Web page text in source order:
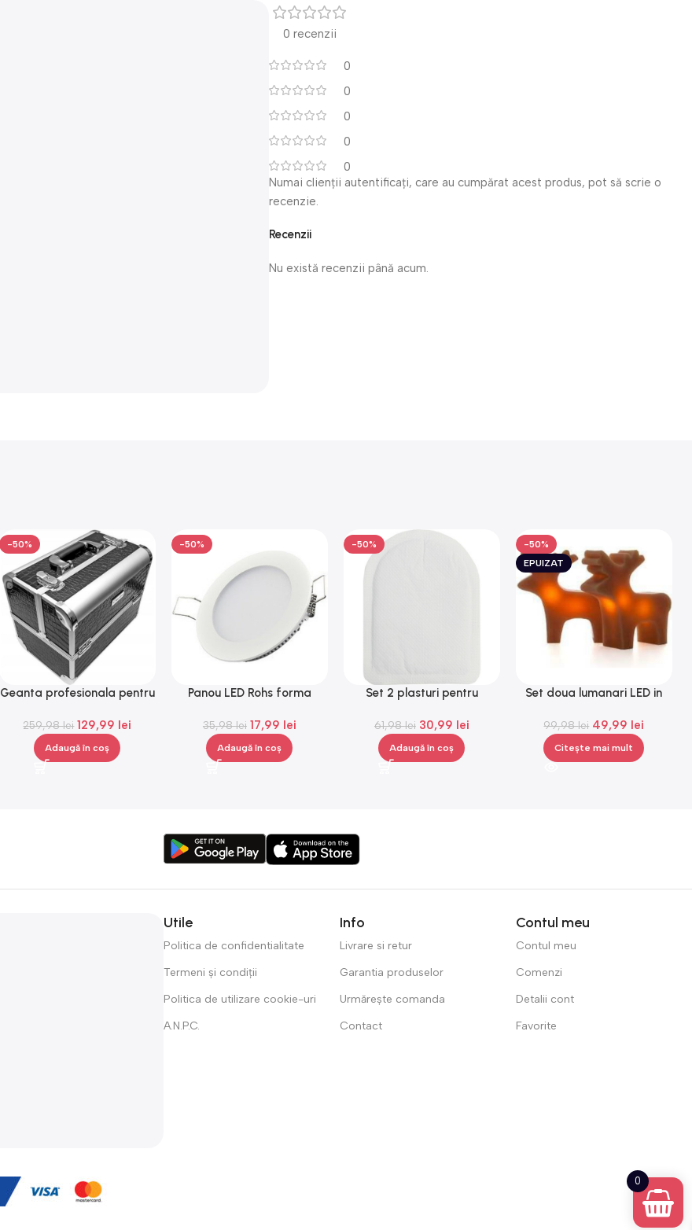
0 recenzii
0
0
0
0
0
Recenzii
Nu există recenzii până acum.
Numai clienții autentificați, care au cumpărat acest produs, pot să scrie o
recenzie.
-50%
Geanta profesionala pentru
259,98lei 129,99 lei
Adaugă în coș
-50%
Panou LED Rohs forma
3000 K
35,98lei 17,99 lei
Adaugă în coș
-50%
Set 2 plasturi pentru
picioarelor, Gonga®
61,98lei 30,99 lei
Adaugă în coș
-50%
EPUIZAT
Set doua lumanari LED in
99,98lei 49,99 lei
Citește mai mult
Utile
Politica de confidentialitate
Termeni și condiții
Politica de utilizare cookie-uri
A.N.P.C.
Info
Livrare si retur
Garantia produselor
Urmărește comanda
Contact
Contul meu
Contul meu
Comenzi
Detalii cont
Favorite
0